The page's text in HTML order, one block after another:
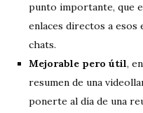
punto importante, que
enlaces directos a esos
chats.
Mejorable pero útil,
resumen de una
ponerte al día de una